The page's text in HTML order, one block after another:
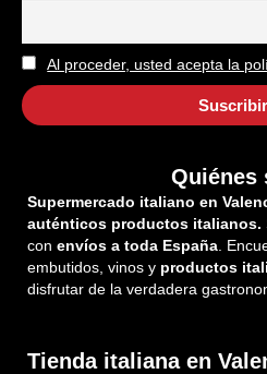
Al proceder, usted acepta la
Quiénes
Supermercado italiano en
auténticos productos italianos.
con envíos a toda España.
embutidos, vinos y productos
disfrutar de la verdadera
Tienda italiana en